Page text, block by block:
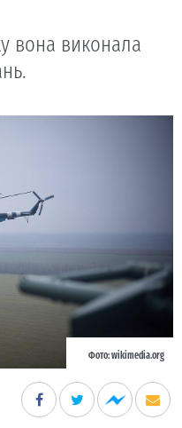
вона виконала
Фото: wikimedia.org